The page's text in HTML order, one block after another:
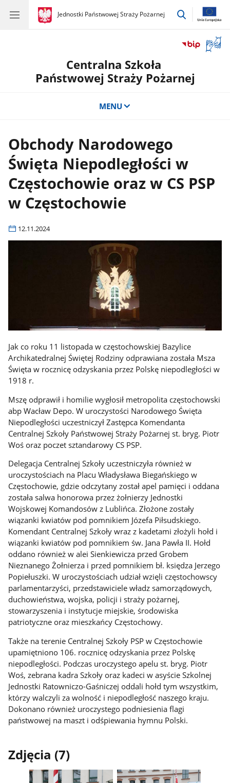
gov.pl
Jednostki Państwowej Straży Pożarnej
gov.pl
Jednostki
przejdź
okno
Centralna Szkoła
Państwowej Straży Pożarnej
MENU
Obchody Narodowego
Święta Niepodległości w
Częstochowie oraz w CS PSP
w Częstochowie
12.11.2024
Jak co roku 11 listopada w częstochowskiej Bazylice
Archikatedralnej Świętej Rodziny odprawiana została Msza
Święta w rocznicę odzyskania przez Polskę niepodległości w
1918 r.
Mszę odprawił i homilie wygłosił metropolita częstochowski
abp Wacław Depo. W uroczystości Narodowego Święta
Niepodległości uczestniczył Zastępca Komendanta
Centralnej Szkoły Państwowej Straży Pożarnej st. bryg. Piotr
Woś oraz poczet sztandarowy CS PSP.
Delegacja Centralnej Szkoły uczestniczyła również w
uroczystościach na Placu Władysława Biegańskiego w
Częstochowie, gdzie odczytany został apel pamięci i oddana
została salwa honorowa przez żołnierzy Jednostki
Wojskowej Komandosów z Lublińca. Złożone zostały
wiązanki kwiatów pod pomnikiem Józefa Piłsudskiego.
Komendant Centralnej Szkoły wraz z kadetami złożyli hołd i
wiązanki kwiatów pod pomnikiem św. Jana Pawła II. Hołd
oddano również w alei Sienkiewicza przed Grobem
Nieznanego Żołnierza i przed pomnikiem bł. księdza Jerzego
Popiełuszki. W uroczystościach udział wzięli częstochowscy
parlamentarzyści, przedstawiciele władz samorządowych,
duchowieństwa, wojska, policji i straży pożarnej,
stowarzyszenia i instytucje miejskie, środowiska
patriotyczne oraz mieszkańcy Częstochowy.
Także na terenie Centralnej Szkoły PSP w Częstochowie
upamiętniono 106. rocznicę odzyskania przez Polskę
niepodległości. Podczas uroczystego apelu st. bryg. Piotr
Woś, zebrana kadra Szkoły oraz kadeci w asyście Szkolnej
Jednostki Ratowniczo-Gaśniczej oddali hołd tym wszystkim,
którzy walczyli za wolność i niepodległość naszego kraju.
Dokonano również uroczystego podniesienia flagi
państwowej na maszt i odśpiewania hymnu Polski.
Zdjęcia (7)